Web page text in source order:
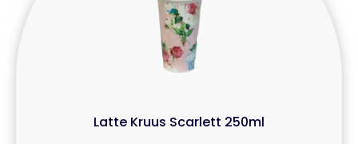
Latte Kruus Scarlett 250ml